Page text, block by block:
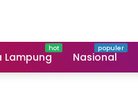
Lampung Nasional